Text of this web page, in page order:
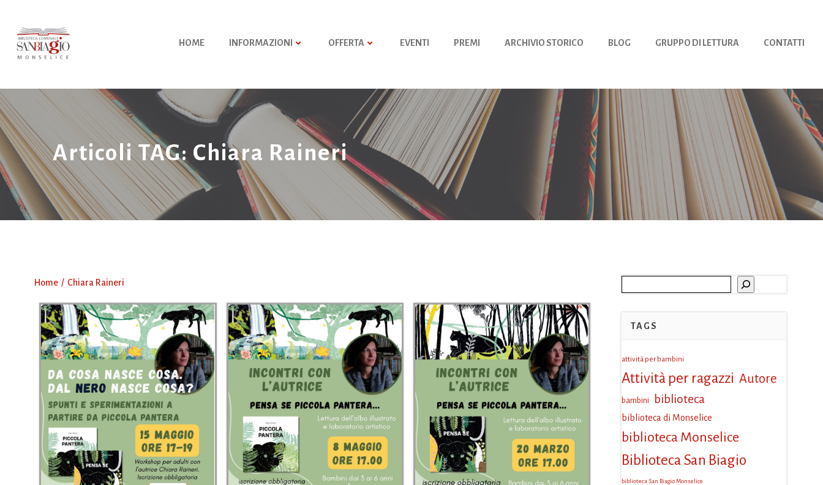
contenuto
HOME INFORMAZIONI OFFERTA EVENTI PREMI ARCHIVIO STORICO BLOG GRUPPO DI LETTURA CONTATTI
Articoli TAG: Chiara Raineri
Home Chiara Raineri
TAGS
attività per bambini
Attività per ragazzi Autore
bambini biblioteca
biblioteca di Monselice
biblioteca Monselice
Biblioteca San Biagio
biblioteca San Biagio Monselice